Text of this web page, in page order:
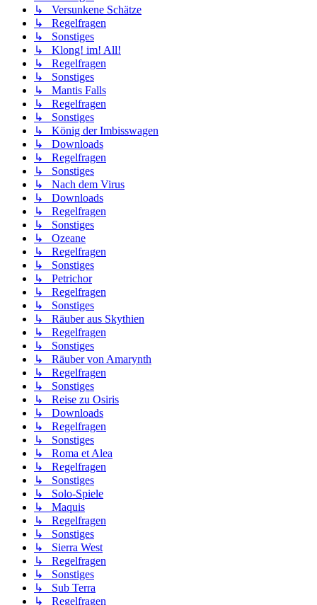
↳ Versunkene Schätze
↳ Regelfragen
↳ Sonstiges
↳ Klong! im! All!
↳ Regelfragen
↳ Sonstiges
↳ Mantis Falls
↳ Regelfragen
↳ Sonstiges
↳ König der Imbisswagen
↳ Downloads
↳ Regelfragen
↳ Sonstiges
↳ Nach dem Virus
↳ Downloads
↳ Regelfragen
↳ Sonstiges
↳ Ozeane
↳ Regelfragen
↳ Sonstiges
↳ Petrichor
↳ Regelfragen
↳ Sonstiges
↳ Räuber aus Skythien
↳ Regelfragen
↳ Sonstiges
↳ Räuber von Amarynth
↳ Regelfragen
↳ Sonstiges
↳ Reise zu Osiris
↳ Downloads
↳ Regelfragen
↳ Sonstiges
↳ Roma et Alea
↳ Regelfragen
↳ Sonstiges
↳ Solo-Spiele
↳ Maquis
↳ Regelfragen
↳ Sonstiges
↳ Sierra West
↳ Regelfragen
↳ Sonstiges
↳ Sub Terra
↳ Regelfragen